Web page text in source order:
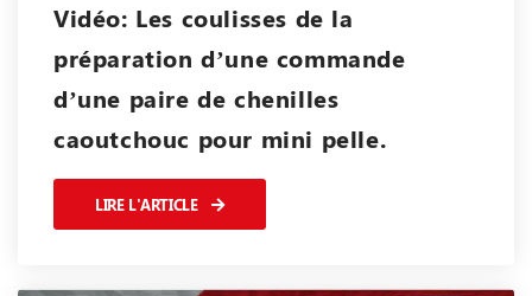
Vidéo: Les coulisses de la
préparation d’une commande
d’une paire de chenilles
caoutchouc pour mini pelle.
LIRE L'ARTICLE